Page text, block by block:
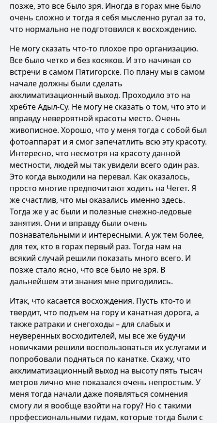
позже, это все было зря. Иногда в горах мне было
очень сложно и тогда я себя мысленно ругал за то,
что нормально не подготовился к восхождению.
Не могу сказать что-то плохое про организацию.
Все было четко и без косяков. И это начиная со
встречи в самом Пятигорске. По плану мы в самом
начале должны были сделать
акклиматизационный выход. Проходило это на
хребте Адыл-Су. Не могу не сказать о том, что это и
вправду невероятной красоты место. Очень
живописное. Хорошо, что у меня тогда с собой был
фотоаппарат и я смог запечатлить всю эту красоту.
Интересно, что несмотря на красоту данной
местности, людей мы так увидели всего один раз.
Это когда выходили на перевал. Как оказалось,
просто многие предпочитают ходить на Чегет. Я
же счастлив, что мы оказались именно здесь.
Тогда же у ас были и полезные снежно-ледовые
занятия. Они и вправду были очень
познавательными и интересными. А уж тем более,
для тех, кто в горах первый раз. Тогда нам на
всякий случай решили показать много всего. И
позже стало ясно, что все было не зря. В
дальнейшем эти знания мне пригодились.
Итак, что касается восхождения. Пусть кто-то и
твердит, что подъем на гору и канатная дорога, а
также ратраки и снегоходы – для слабых и
неуверенных восходителей, мы все же будучи
новичками решили воспользоваться их услугами и
попробовали подняться по канатке. Скажу, что
акклиматизационный выход на высоту пять тысяч
метров лично мне показался очень непростым. У
меня тогда начали даже появляться сомнения
смогу ли я вообще взойти на гору? Но с такими
профессиональными гидам, которые тогда были с